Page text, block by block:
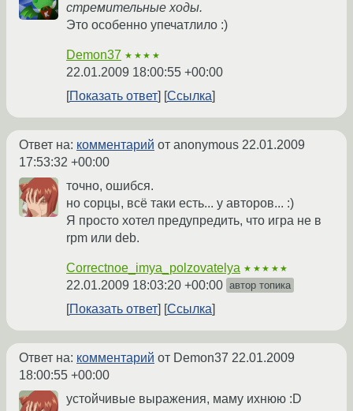
стремительные ходы.
Это особенно упечатлило :)
Demon37 ★★★★
22.01.2009 18:00:55 +00:00
Показать ответ
Ссылка
Ответ на: комментарий от anonymous 22.01.2009
17:53:32 +00:00
точно, ошибся.
но сорцы, всё таки есть... у авторов... :)
Я просто хотел предупредить, что игра не в
rpm или deb.
Correctnoe_imya_polzovatelya ★★★★★
22.01.2009 18:03:20 +00:00 автор топика
Показать ответ Ссылка
Ответ на: комментарий от Demon37 22.01.2009
18:00:55 +00:00
устойчивые выражения, маму ихнюю :D